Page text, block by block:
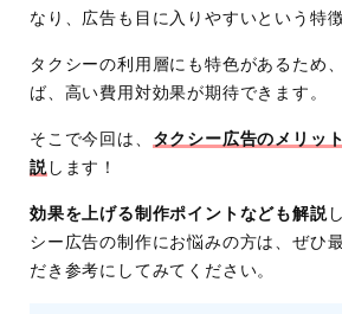
なり、広告も目に入りやすいという特
タクシーの利用層にも特色があるため
ば、高い費用対効果が期待できます。
そこで今回は、 タクシー広告のメリッ
説 します！
効果を上げる制作ポイントなども解説
シー広告の制作にお悩みの方は、ぜひ
だき参考にしてみてください。